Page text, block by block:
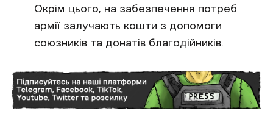
Окрім цього, на забезпечення потреб
армії залучають кошти з допомоги
союзників та донатів благодійників.